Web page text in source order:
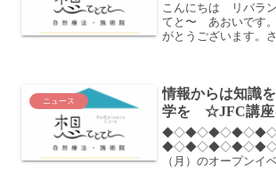
こんにちは リバラ
てと〜 あおいです
がとうございます。
んな方がいると思い
ニュース
情報からは知識
学を ☆JFC講座
（月）のオープン